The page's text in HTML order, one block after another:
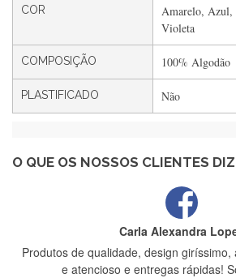
COR
Amarelo, Azul,
Violeta
COMPOSIÇÃO 100% Algodão
PLASTIFICADO Não
O QUE OS NOSSOS CLIENTES
Rápido, atendimento 5*. Hoje chegará a
feita de muitas
estrelas
Carla Alexandra
Produtos de qualidade, design
e atencioso e entregas rápidas!